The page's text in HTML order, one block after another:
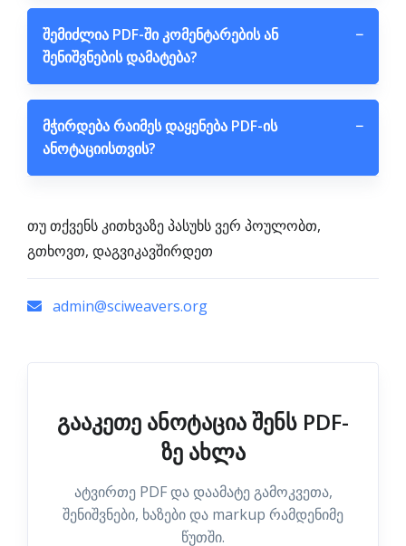
შემიძლია PDF-ში კომენტარების ან
შენიშვნების დამატება?
−
მჭირდება რაიმეს დაყენება PDF-ის
ანოტაციისთვის?
−
თუ თქვენს კითხვაზე პასუხს ვერ პოულობთ,
გთხოვთ, დაგვიკავშირდეთ
admin@sciweavers.org
გააკეთე ანოტაცია შენს PDF-
ზე ახლა
ატვირთე PDF და დაამატე გამოკვეთა,
შენიშვნები, ხაზები და markup რამდენიმე
წუთში.